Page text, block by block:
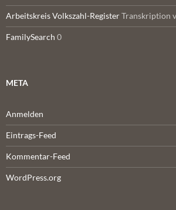
Arbeitskreis Volkszahl-RegisterTranskription
FamilySearch 0
META
Anmelden
Eintrags-Feed
Kommentar-Feed
WordPress.org